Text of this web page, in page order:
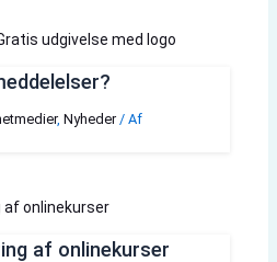
, Nyheder/ Af
af onlinekurser